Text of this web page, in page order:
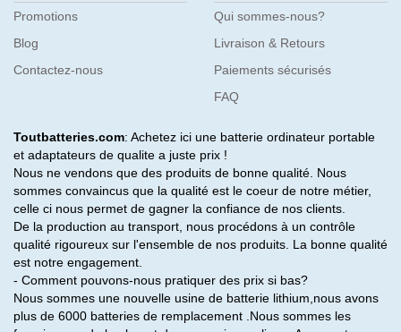
Promotions
Blog
Contactez-nous
Qui sommes-nous?
Livraison & Retours
Paiements sécurisés
FAQ
Toutbatteries.com: Achetez ici une batterie ordinateur portable
et adaptateurs de qualite a juste prix !
Nous ne vendons que des produits de bonne qualité. Nous
sommes convaincus que la qualité est le coeur de notre métier,
celle ci nous permet de gagner la confiance de nos clients.
De la production au transport, nous procédons à un contrôle
qualité rigoureux sur l'ensemble de nos produits. La bonne qualité
est notre engagement.
- Comment pouvons-nous pratiquer des prix si bas?
Nous sommes une nouvelle usine de batterie lithium,nous avons
plus de 6000 batteries de remplacement .Nous sommes les